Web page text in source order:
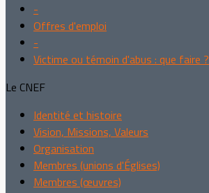
-
Offres d'emploi
-
Victime ou témoin d'abus : que faire ?
Le CNEF
Identité et histoire
Vision, Missions, Valeurs
Organisation
Membres (unions d'Églises)
Membres (œuvres)